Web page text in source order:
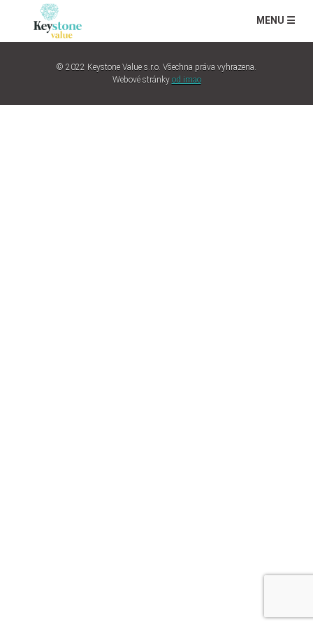
MENU ☰
© 2022 Keystone Value s.r.o. Všechna práva vyhrazena.
Webové stránky od imao